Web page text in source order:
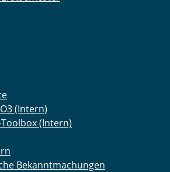
(Intern)
(Intern)
Bekanntmachungen